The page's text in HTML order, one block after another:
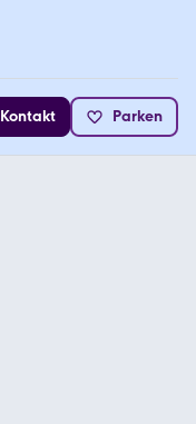
Kontakt Parken